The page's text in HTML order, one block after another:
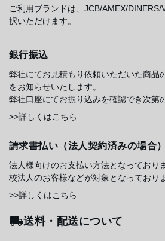
ご利用ブランドは、JCB/AMEX/
択いただけます。
銀行振込
弊社にてお見積もり依頼いただいた商品
をお知らせいたします。
弊社口座にてお振り込みを確認でき次第
>>詳しくはこちら
請求書払い（法人契約済みの場合）
法人様向けのお支払い方法となっており
校法人のお客様などが対象となっており
>>詳しくはこちら
送料・配送について